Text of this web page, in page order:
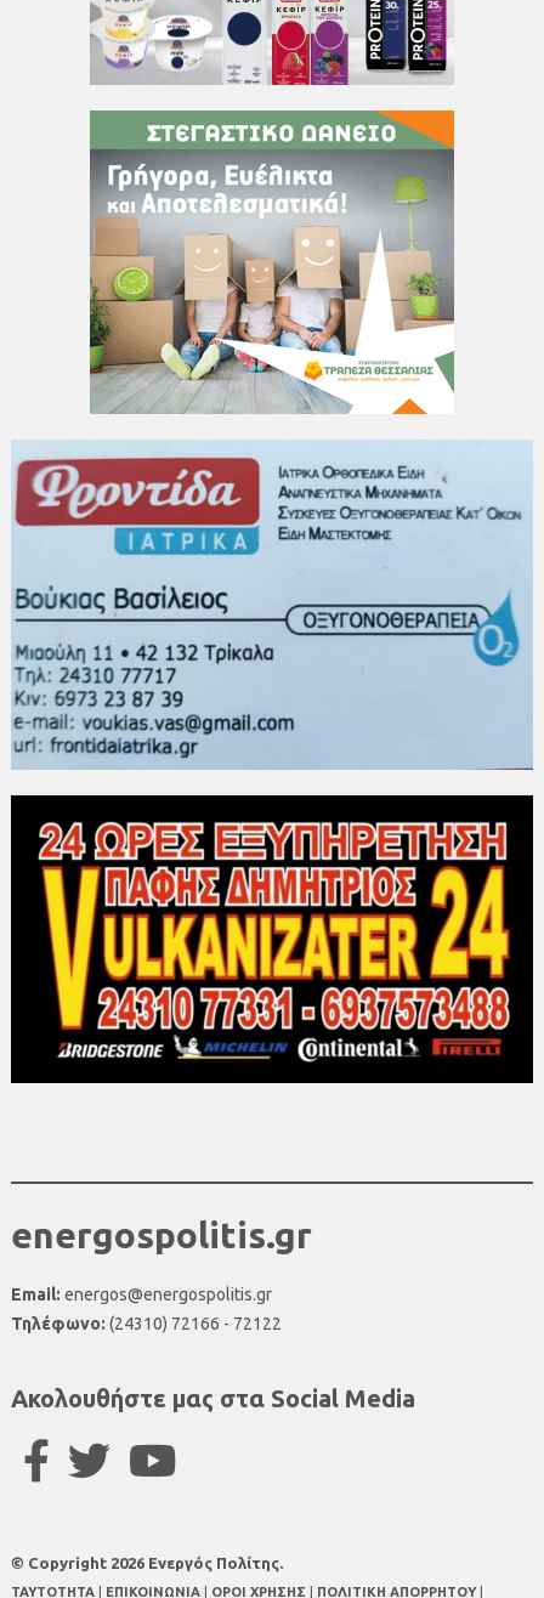
energospolitis.gr
Email: energos@energospolitis.gr
Τηλέφωνο: (24310) 72166 - 72122
Ακολουθήστε μας στα Social Media
© Copyright 2026 Ενεργός Πολίτης.
TAYTOTHTA ΕΠΙΚΟΙΝΩΝΙΑ ΟΡΟΙ ΧΡΗΣΗΣ ΠΟΛΙΤΙΚΗ ΑΠΟΡΡΗΤΟΥ|